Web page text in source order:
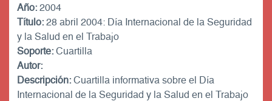
Año:2004
Título:28 abril 2004: Día Internacional de la Seguridad
y la Salud en el Trabajo
Soporte:Cuartilla
Autor:
Descripción:Cuartilla informativa sobre el Día
Internacional de la Seguridad y la Salud en el Trabajo